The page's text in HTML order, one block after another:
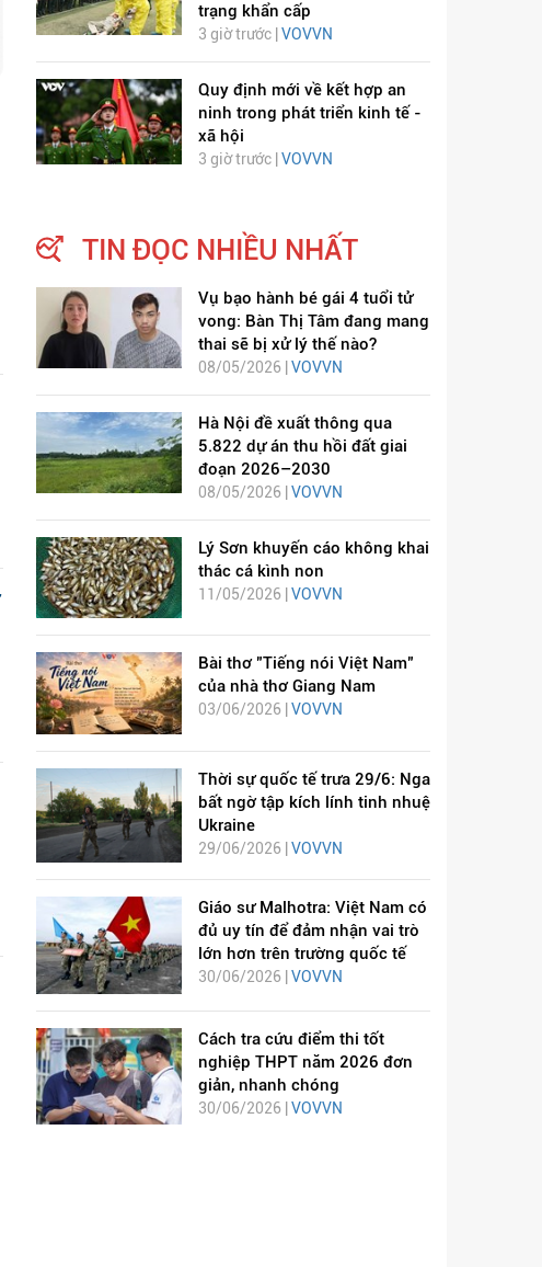
DỊCH VIÊM PHỔI COVID-
19
HÁT LÊN VIỆT NAM
trạng khẩn cấp
3 giờ trước | VOVVN
Quy định mới về kết hợp an
ninh trong phát triển kinh tế -
xã hội
3 giờ trước | VOVVN
TIN ĐỌC NHIỀU NHẤT
Vụ bạo hành bé gái 4 tuổi tử
vong: Bàn Thị Tâm đang mang
thai sẽ bị xử lý thế nào?
08/05/2026 | VOVVN
Hà Nội đề xuất thông qua
5.822 dự án thu hồi đất giai
đoạn 2026–2030
08/05/2026 | VOVVN
Lý Sơn khuyến cáo không khai
thác cá kình non
11/05/2026 | VOVVN
Bài thơ "Tiếng nói Việt Nam"
của nhà thơ Giang Nam
03/06/2026 | VOVVN
Thời sự quốc tế trưa 29/6: Nga
bất ngờ tập kích lính tinh nhuệ
Ukraine
29/06/2026 | VOVVN
Giáo sư Malhotra: Việt Nam có
đủ uy tín để đảm nhận vai trò
lớn hơn trên trường quốc tế
30/06/2026 | VOVVN
Cách tra cứu điểm thi tốt
nghiệp THPT năm 2026 đơn
giản, nhanh chóng
30/06/2026 |VOVVN